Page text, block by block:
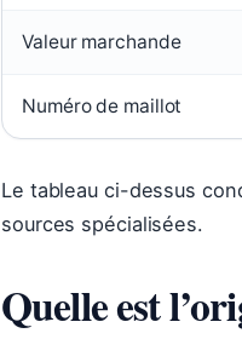
Valeur marchande
Numéro de maillot
Le tableau ci-dessus
sources spécialisées.
Quelle est